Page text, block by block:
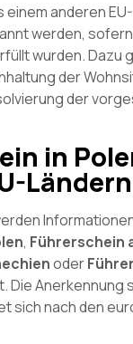
einem anderen
werden,
wurden. Dazu
der
der
in
Ländern
, Führerschein
oder
Die Anerkennung
sich nach den